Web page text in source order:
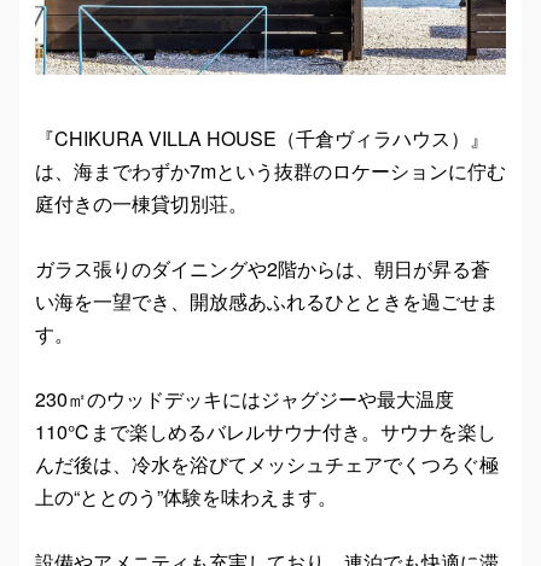
『CHIKURA VILLA HOUSE（千倉ヴィラハウス）』
は、海までわずか7mという抜群のロケーションに佇む
庭付きの一棟貸切別荘。
ガラス張りのダイニングや2階からは、朝日が昇る蒼
い海を一望でき、開放感あふれるひとときを過ごせま
す。
230㎡のウッドデッキにはジャグジーや最大温度
110℃まで楽しめるバレルサウナ付き。サウナを楽し
んだ後は、冷水を浴びてメッシュチェアでくつろぐ極
上の“ととのう”体験を味わえます。